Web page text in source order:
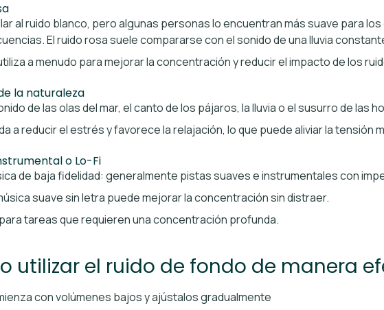
al ruido blanco, pero algunas personas lo encuentran más suave para
El ruido rosa suele compararse con el sonido de una lluvia
a menudo para mejorar la concentración y reducir el impacto de los
la naturaleza
de las olas del mar, el canto de los pájaros, la lluvia o el susurro de las
a reducir el estrés y favorece la relajación, lo que puede aliviar la tensión
o Lo-Fi
de baja fidelidad: generalmente pistas suaves e instrumentales con
suave sin letra puede mejorar la concentración sin distraer.
tareas que requieren una concentración profunda.
utilizar el ruido de fondo de manera
con volúmenes bajos y ajústalos gradualmente